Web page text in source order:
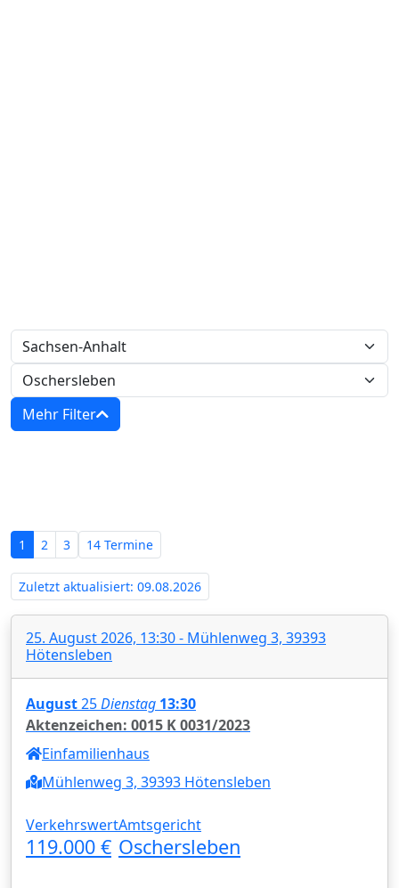
Mehr Filter
1 2 3 14 Termine
Zuletzt aktualisiert: 09.08.2026
25. August 2026, 13:30 - Mühlenweg 3, 39393
Hötensleben
August25Dienstag 13:30
Aktenzeichen: 0015 K 0031/2023
Einfamilienhaus
Mühlenweg 3, 39393 Hötensleben
Verkehrswert
119.000 €
Amtsgericht
Oschersleben